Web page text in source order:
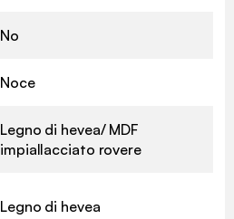
No
Noce
Legno di hevea/ MDF
impiallacciato rovere
Legno di hevea